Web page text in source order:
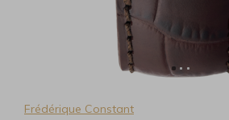
Frédérique Constant